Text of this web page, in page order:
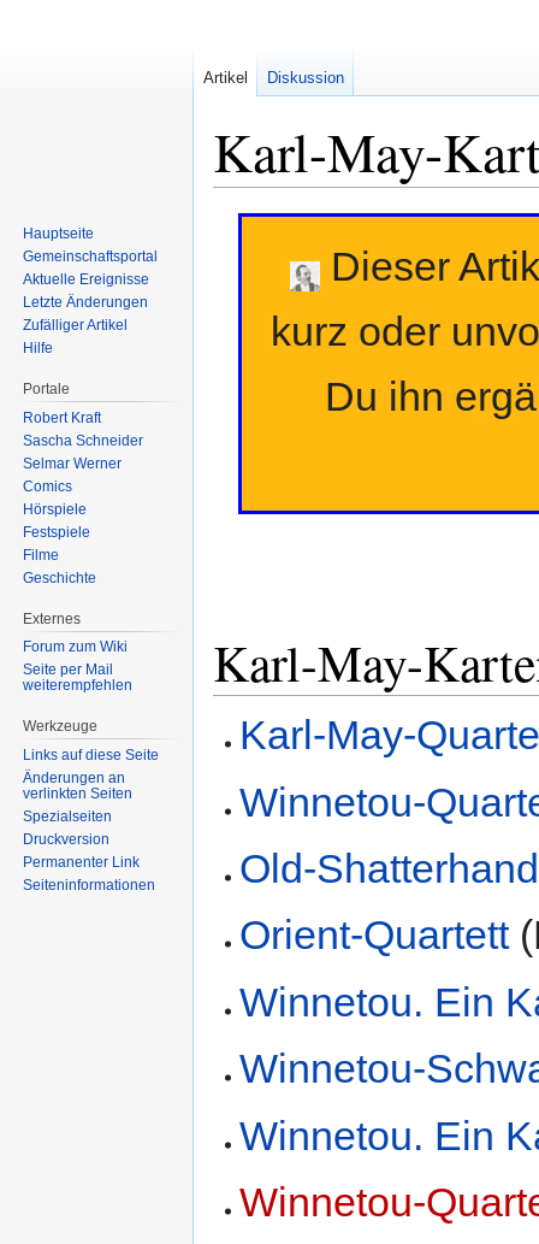
Karl-May-
Dieser
kurz oder
Du ihn
Karl-May-
Karl-May-
Winnetou-
‎Old-
Orient-Quartett
Winnetou. Ein
Winnetou-
Winnetou. Ein
Winnetou-
Artikel Diskussion
Hauptseite
Gemeinschafts­portal
Aktuelle Ereignisse
Letzte Änderungen
Zufälliger Artikel
Hilfe
Portale
Robert Kraft
Sascha Schneider
Selmar Werner
Comics
Hörspiele
Festspiele
Filme
Geschichte
Externes
Forum zum Wiki
Seite per Mail
weiterempfehlen
Werkzeuge
Links auf diese Seite
Änderungen an
verlinkten Seiten
Spezialseiten
Druckversion
Permanenter Link
Seiten­informationen